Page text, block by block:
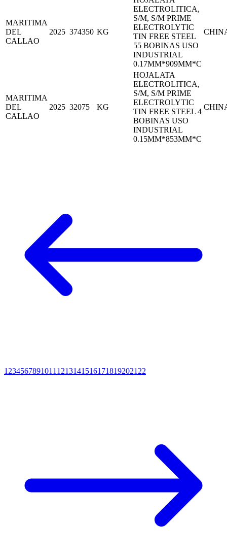
MARITIMA
DEL
CALLAO
2025 374350 KG
ELECTROLITICA,
S/M, S/M PRIME
ELECTROLYTIC
TIN FREE STEEL
55 BOBINAS USO
INDUSTRIAL
0.17MM*909MM*C
MARITIMA
DEL
CALLAO
2025 32075 KG
HOJALATA
ELECTROLITICA,
S/M, S/M PRIME
ELECTROLYTIC
TIN FREE STEEL 4
BOBINAS USO
INDUSTRIAL
0.15MM*853MM*C
1 234567891011 12131415161718192021 22